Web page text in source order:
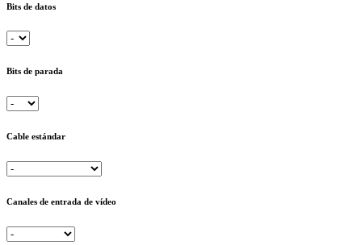
Bits de datos
Bits de parada
Cable estándar
Canales de entrada de vídeo